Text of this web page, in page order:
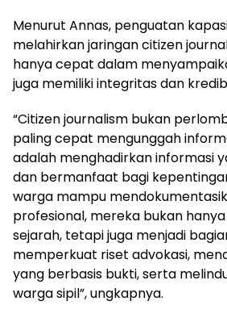
Menurut Annas, penguatan
melahirkan jaringan citizen
hanya cepat dalam
juga memiliki integritas dan
“Citizen journalism bukan
paling cepat mengunggah
adalah menghadirkan informasi
dan bermanfaat bagi
warga mampu
profesional, mereka bukan
sejarah, tetapi juga menjadi
memperkuat riset advokasi,
yang berbasis bukti, serta
warga sipil”, ungkapnya.